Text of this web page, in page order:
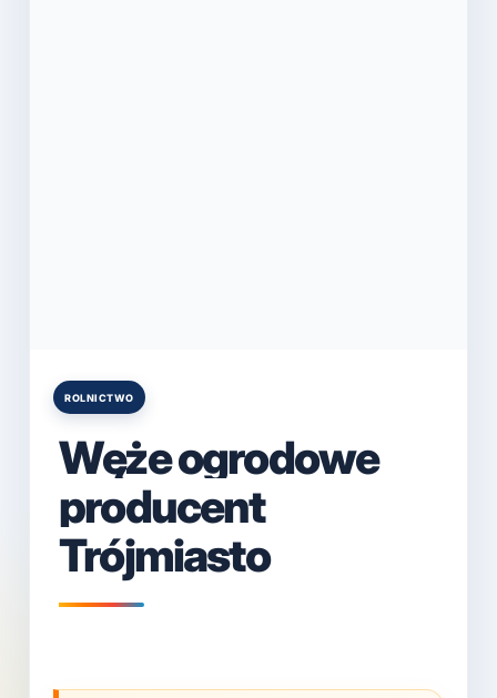
Posted
ROLNICTWO
Węże ogrodowe
producent
Trójmiasto